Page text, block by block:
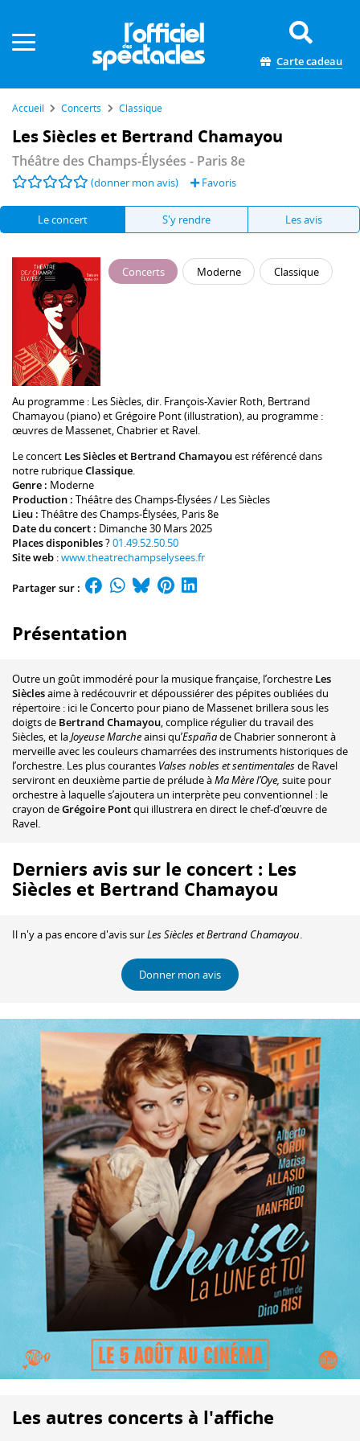
Carte cadeau
Accueil Concerts Classique
Les Siècles et Bertrand Chamayou
Théâtre des Champs-Élysées - Paris 8e
(donner mon avis) Favoris
Le concert S'y rendre Les avis
Concerts Moderne Classique
Au programme : Les Siècles , dir. François-Xavier Roth Bertrand
Chamayou (piano) etGrégoire Pont(illustration), au programme :
œuvres de Massenet, Chabrier et Ravel.
Le concert Les Siècles et Bertrand Chamayouest référencé dans
notre rubriqueClassique.
Genre : Moderne
Production : Théâtre des Champs-Élysées / Les Siècles
Lieu : Théâtre des Champs-Élysées, Paris 8e
Date du concert : Dimanche 30 Mars 2025
Places disponibles?01.49.52.50.50
Site web :www.theatrechampselysees.fr
Partager sur :
Présentation
Outre un goût immodéré pour la musique française, l’orchestre Les
Sièclesaime à redécouvrir et dépoussiérer des pépites oubliées du
répertoire : ici le Concerto pour piano de Massenet brillera sous les
doigts de Bertrand Chamayou, complice régulier du travail des
Siècles, et laJoyeuse Marcheainsi qu’Españade Chabrier sonneront à
merveille avec les couleurs chamarrées des instruments historiques de
l’orchestre. Les plus courantes Valses nobles et sentimentalesde Ravel
serviront en deuxième partie de prélude àMa Mère l’Oye, suite pour
orchestre à laquelle s’ajoutera un interprète peu conventionnel : le
crayon deGrégoire Pontqui illustrera en direct le chef-d’œuvre de
Ravel.
Derniers avis sur le concert : Les
Siècles et Bertrand Chamayou
Il n'y a pas encore d'avis surLes Siècles et Bertrand Chamayou.
Donner mon avis
Les autres concerts à l'affiche